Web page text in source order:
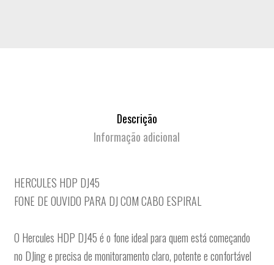
Descrição
Informação adicional
HERCULES HDP DJ45
FONE DE OUVIDO PARA DJ COM CABO ESPIRAL
O Hercules HDP DJ45 é o fone ideal para quem está começando
no DJing e precisa de monitoramento claro, potente e confortável